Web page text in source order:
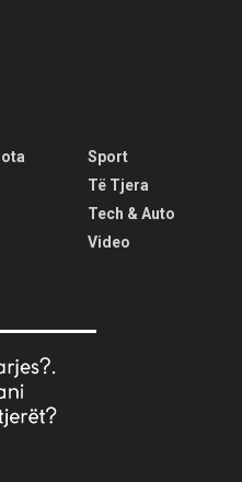
Sport
Të Tjera
Tech & Auto
Video